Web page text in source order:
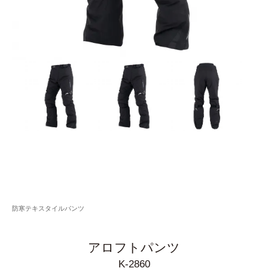
防寒テキスタイルパンツ
アロフトパンツ
K-2860